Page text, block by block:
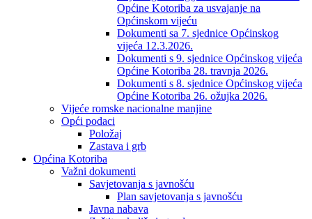
Općine Kotoriba za usvajanje na
Općinskom vijeću
Dokumenti sa 7. sjednice Općinskog
vijeća 12.3.2026.
Dokumenti s 9. sjednice Općinskog vijeća
Općine Kotoriba 28. travnja 2026.
Dokumenti s 8. sjednice Općinskog vijeća
Općine Kotoriba 26. ožujka 2026.
Vijeće romske nacionalne manjine
Opći podaci
Položaj
Zastava i grb
Općina Kotoriba
Važni dokumenti
Savjetovanja s javnošću
Plan savjetovanja s javnošću
Javna nabava